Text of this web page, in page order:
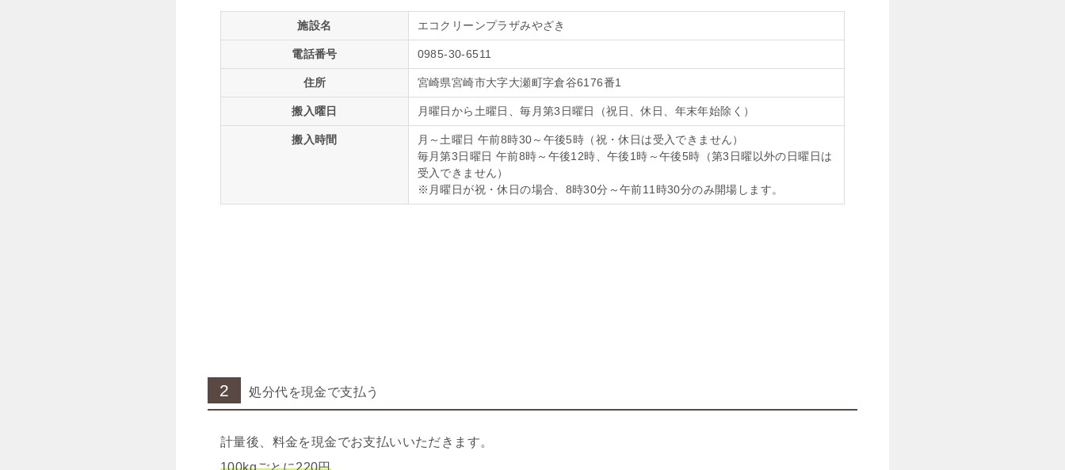
施設名 エコクリーンプラザみやざき
電話番号 0985-30-6511
住所 宮崎県宮崎市大字大瀬町字倉谷6176番1
搬入曜日 月曜日から土曜日、毎月第3日曜日（祝日、休日、年末年始除く）
搬入時間
月～土曜日 午前8時30～午後5時（祝・休日は受入できません）
毎月第3日曜日 午前8時～午後12時、午後1時～午後5時（第3日曜以外の日曜日は
受入できません）
※月曜日が祝・休日の場合、8時30分～午前11時30分のみ開場します。
2 処分代を現金で支払う
計量後、料金を現金でお支払いいただきます。
100kgごとに220円